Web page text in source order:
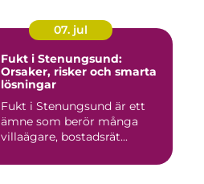
07. jul
Fukt i Stenungsund:
Orsaker, risker och smarta
lösningar
Fukt i Stenungsund är ett
ämne som berör många
villaägare, bostadsrät...